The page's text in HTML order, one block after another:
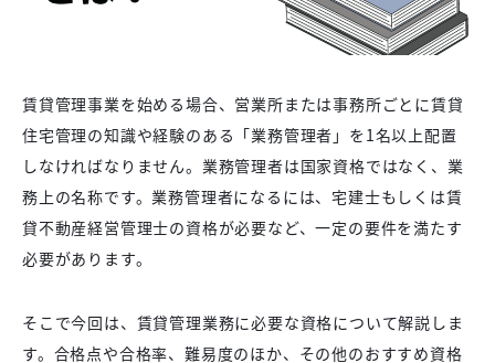
賃貸管理事業を始める場合、営業所または事務所ごとに賃貸
住宅管理の知識や経験のある「業務管理者」を1名以上配置
しなければなりません。業務管理者は国家資格ではなく、業
務上の名称です。業務管理者になるには、宅建士もしくは賃
貸不動産経営管理士の資格が必要など、一定の要件を満たす
必要があります。
そこで今回は、賃貸管理業務に必要な資格について解説しま
す。合格点や合格率、難易度のほか、その他のおすすめ資格